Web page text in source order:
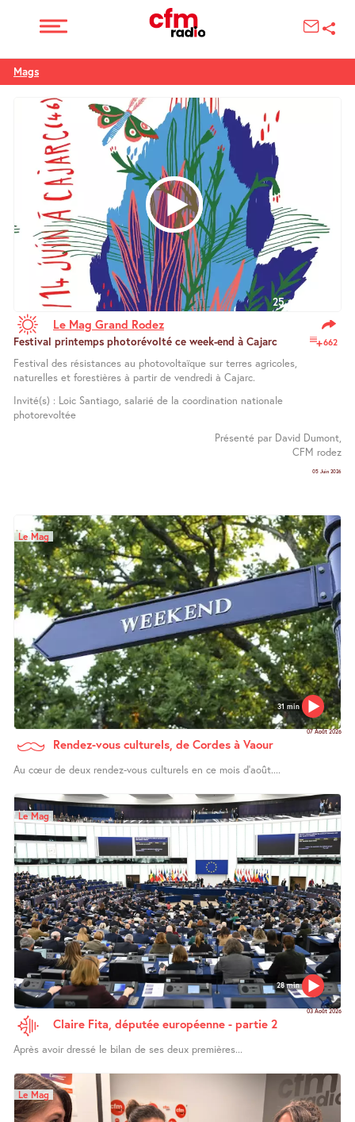
Mags
25 min 21 sec
Le Mag Grand Rodez
662
Festival printemps photorévolté ce week-end à Cajarc
Festival des résistances au photovoltaïque sur terres agricoles,
naturelles et forestières à partir de vendredi à Cajarc.
Invité(s) : Loic Santiago, salarié de la coordination nationale
photorevoltée
Présenté par David Dumont,
CFM rodez
05 Juin 2026
31 min
Le Mag
07 Août 2026
Rendez-vous culturels, de Cordes à Vaour
Au cœur de deux rendez-vous culturels en ce mois d’août....
28 min
Le Mag
03 Août 2026
Claire Fita, députée européenne - partie 2
Après avoir dressé le bilan de ses deux premières...
Le Mag